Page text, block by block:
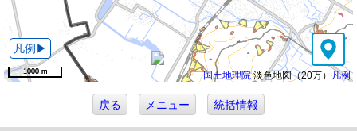
1000 m
1000 m 国土地理院淡色地図（20万） 凡例
戻る メニュー 統括情報